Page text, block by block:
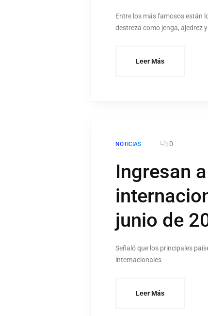
Entre los más famosos están
destreza como jenga, ajedrez
Leer Más
NOTICIAS 0
Ingresan
junio de
Señaló que los principales
internacionales
Leer Más